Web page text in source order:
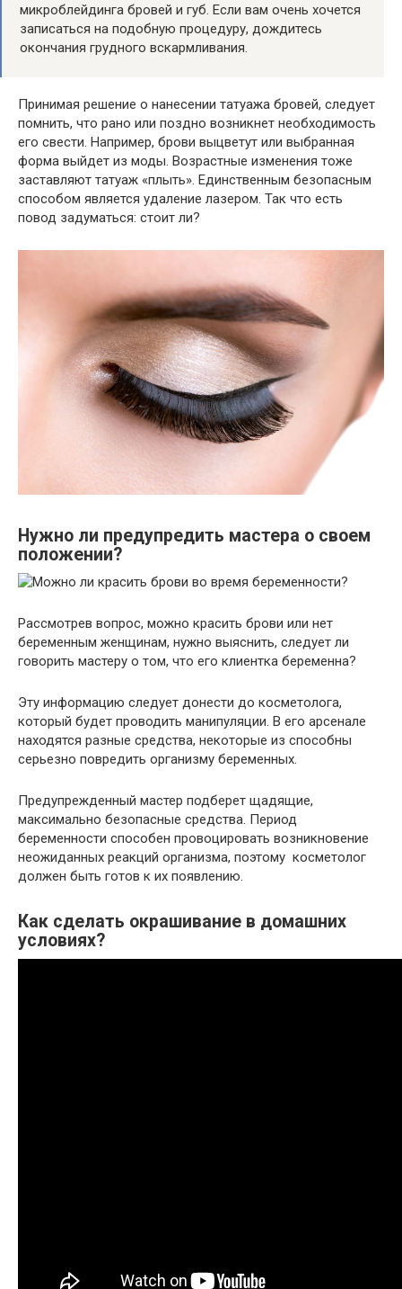
микроблейдинга бровей и губ. Если вам очень хочется
записаться на подобную процедуру, дождитесь
окончания грудного вскармливания.
Принимая решение о нанесении татуажа бровей, следует
помнить, что рано или поздно возникнет необходимость
его свести. Например, брови выцветут или выбранная
форма выйдет из моды. Возрастные изменения тоже
заставляют татуаж «плыть». Единственным безопасным
способом является удаление лазером. Так что есть
повод задуматься: стоит ли?
Нужно ли предупредить мастера о своем
положении?
Рассмотрев вопрос, можно красить брови или нет
беременным женщинам, нужно выяснить, следует ли
говорить мастеру о том, что его клиентка беременна?
Эту информацию следует донести до косметолога,
который будет проводить манипуляции. В его арсенале
находятся разные средства, некоторые из способны
серьезно повредить организму беременных.
Предупрежденный мастер подберет щадящие,
максимально безопасные средства. Период
беременности способен провоцировать возникновение
неожиданных реакций организма, поэтому косметолог
должен быть готов к их появлению.
Как сделать окрашивание в домашних
условиях?